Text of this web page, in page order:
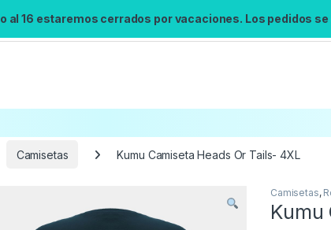
al 16 estaremos cerrados por vacaciones. Los pedidos se
Búsqueda no disponible
No se pudo cargar el widget de búsqueda.
Camisetas Kumu Camiseta Heads Or Tails- 4XL
Camisetas,
Kumu